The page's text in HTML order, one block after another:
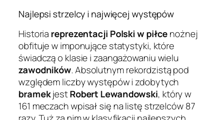
Najlepsi strzelcy i najwięcej występów
Historia reprezentacji Polski w piłcenożnej
obfituje w imponujące statystyki, które
świadczą o klasie i zaangażowaniu wielu
zawodników. Absolutnym rekordzistą pod
względem liczby występów i zdobytych
bramekjestRobert Lewandowski, który w
161 meczach wpisał się na listę strzelców 87